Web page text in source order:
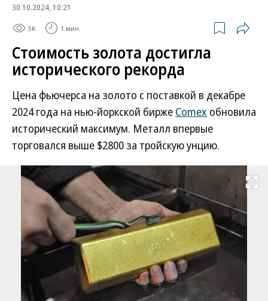
30.10.2024, 10:21
5K 1 мин.
Стоимость золота достигла
исторического рекорда
Цена фьючерса на золото с поставкой в декабре
2024 года на нью-йоркской бирже Comex обновила
исторический максимум. Металл впервые
торговался выше $2800 за тройскую унцию.
Развернуть